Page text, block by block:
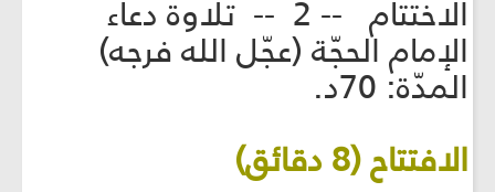
الاختتام -- 2 -- تلاوة دعاء
الإمام الحجّة (عجّل الله فرجه)
المدّة: 70د.
الافتتاح (8 دقائق)